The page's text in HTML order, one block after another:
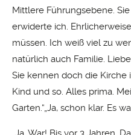
Mittlere Führungsebene. Sie
erwiderte ich.
müssen. Ich weiß viel zu
natürlich auch Familie.
Sie kennen doch die Kirche
Kind und so. Alles prima.
Garten.“„Ja, schon klar. Es